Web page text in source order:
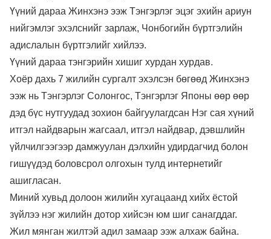
Үүний дараа Жинхэнэ ээж Тэнгэрлэг эцэг эхийн ариун
нийгэмлэг эхэлснийг зарлаж, Чонбогийн бүртгэлийн
адислалын бүртгэлийг хийлээ.
Үүний дараа тэнгэрийн хишиг хурдан хурдав.
Хоёр дахь 7 жилийн сургалт эхэлсэн бөгөөд Жинхэнэ
ээж нь Тэнгэрлэг Солонгос, Тэнгэрлэг Японы өөр өөр
дэд бүс нутгуудад зохион байгуулагдсан Нэг сая хүний
итгэл найдварын жагсаал, итгэл найдвар, дэвшлийн
үйлчилгээгээр дамжуулан дэлхийн удирдагчид болон
гишүүдэд боловсрол олгохын тулд интернетийг
ашигласан.
Миний хувьд долоон жилийн хугацаанд хийх ёстой
зүйлээ нэг жилийн дотор хийсэн юм шиг санагддаг.
Жил мянган жилтэй адил замаар ээж алхаж байна.